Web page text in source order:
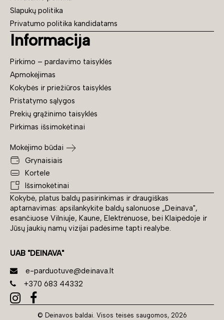
Kokybė, platus baldų pasirinkimas ir draugiškas
aptarnavimas: apsilankykite baldų salonuose „Deinava",
esančiuose Vilniuje, Kaune, Elektrėnuose, bei Klaipėdoje ir
Jūsų jaukių namų vizijai padėsime tapti realybe.
UAB "DEINAVA"
e-parduotuve@deinava.lt
+370 683 44332
Slapukų politika
Privatumo politika kandidatams
Informacija
Pirkimo – pardavimo taisyklės
Apmokėjimas
Kokybės ir priežiūros taisyklės
Pristatymo sąlygos
Prekių grąžinimo taisyklės
Pirkimas išsimokėtinai
Mokėjimo būdai
Grynaisiais
Kortele
Išsimokėtinai
© Deinavos baldai. Visos teisės saugomos, 2026